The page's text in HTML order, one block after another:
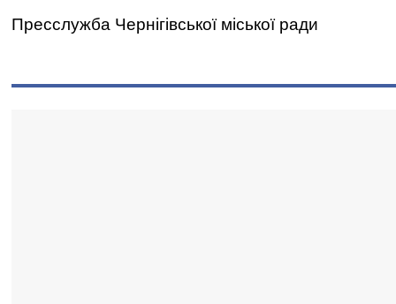
Пресслужба Чернігівської міської ради